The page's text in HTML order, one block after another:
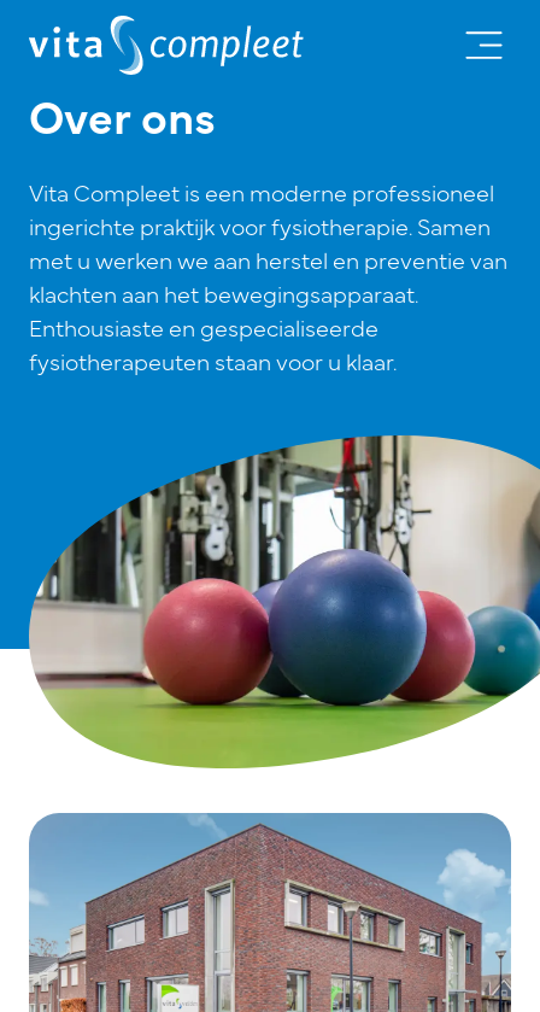
Over ons
Vita Compleet is een moderne professioneel
ingerichte praktijk voor fysiotherapie. Samen
met u werken we aan herstel en preventie van
klachten aan het bewegingsapparaat.
Enthousiaste en gespecialiseerde
fysiotherapeuten staan voor u klaar.